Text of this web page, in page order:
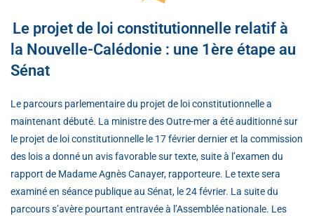
Le projet de loi constitutionnelle relatif à
la Nouvelle-Calédonie : une 1ère étape au
Sénat
Le parcours parlementaire du projet de loi constitutionnelle a
maintenant débuté. La ministre des Outre-mer a été auditionné sur
le projet de loi constitutionnelle le 17 février dernier et la commission
des lois a donné un avis favorable sur texte, suite à l’examen du
rapport de Madame Agnès Canayer, rapporteure. Le texte sera
examiné en séance publique au Sénat, le 24 février. La suite du
parcours s’avère pourtant entravée à l’Assemblée nationale. Les